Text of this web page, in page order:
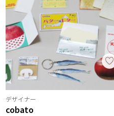
デザイナー
cobato